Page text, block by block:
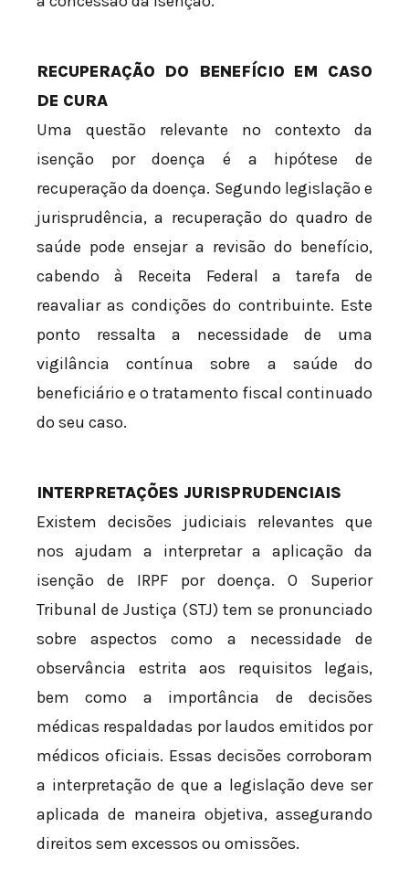
RECUPERAÇÃO DO BENEFÍCIO EM CASO
DE CURA
Uma questão relevante no contexto da
isenção por doença é a hipótese de
recuperação da doença. Segundo legislação e
jurisprudência, a recuperação do quadro de
saúde pode ensejar a revisão do benefício,
cabendo à Receita Federal a tarefa de
reavaliar as condições do contribuinte. Este
ponto ressalta a necessidade de uma
vigilância contínua sobre a saúde do
beneficiário e o tratamento fiscal continuado
do seu caso.
INTERPRETAÇÕES JURISPRUDENCIAIS
Existem decisões judiciais relevantes que
nos ajudam a interpretar a aplicação da
isenção de IRPF por doença. O Superior
Tribunal de Justiça (STJ) tem se pronunciado
sobre aspectos como a necessidade de
observância estrita aos requisitos legais,
bem como a importância de decisões
médicas respaldadas por laudos emitidos por
médicos oficiais. Essas decisões corroboram
a interpretação de que a legislação deve ser
aplicada de maneira objetiva, assegurando
direitos sem excessos ou omissões.